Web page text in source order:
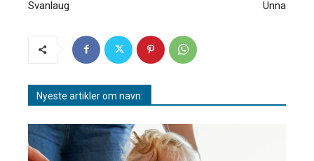
Svanlaug Unna
Nyeste artikler om navn: